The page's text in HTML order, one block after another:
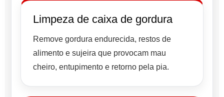
Limpeza de caixa de gordura
Remove gordura endurecida, restos de
alimento e sujeira que provocam mau
cheiro, entupimento e retorno pela pia.